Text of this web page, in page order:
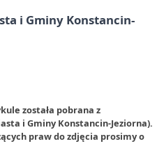
i Gminy Konstancin-
została pobrana z
i Gminy Konstancin-Jeziorna).
praw do zdjęcia prosimy o